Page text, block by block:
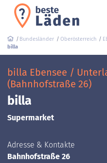
Bundesländer Oberösterreich
billa
billa Ebensee /
(Bahnhofstraße 26)
billa
Supermarket
Adresse & Kontakte
Bahnhofstraße 26